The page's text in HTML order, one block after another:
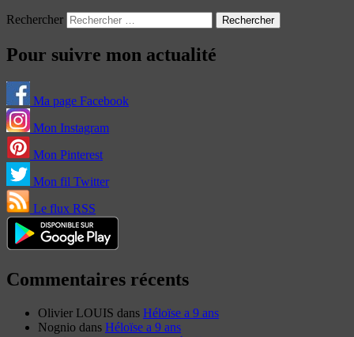
Rechercher
Pour suivre mon actualité
Ma page Facebook
Mon Instagram
Mon Pinterest
Mon fil Twitter
Le flux RSS
Commentaires récents
Olivier LOUIS dans Héloïse a 9 ans
Nognio dans Héloïse a 9 ans